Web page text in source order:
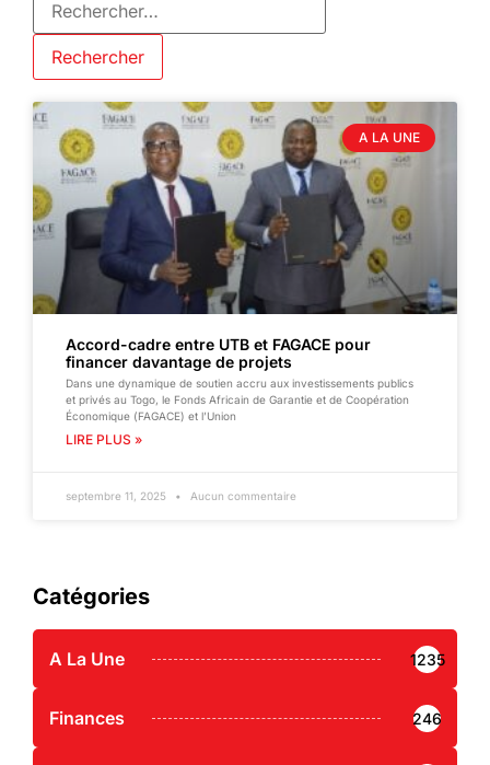
A LA UNE
Accord-cadre entre UTB et FAGACE pour
financer davantage de projets
Dans une dynamique de soutien accru aux investissements publics
et privés au Togo, le Fonds Africain de Garantie et de Coopération
Économique (FAGACE) et l’Union
LIRE PLUS »
septembre 11, 2025 Aucun commentaire
Catégories
A La Une 1235
Finances 246